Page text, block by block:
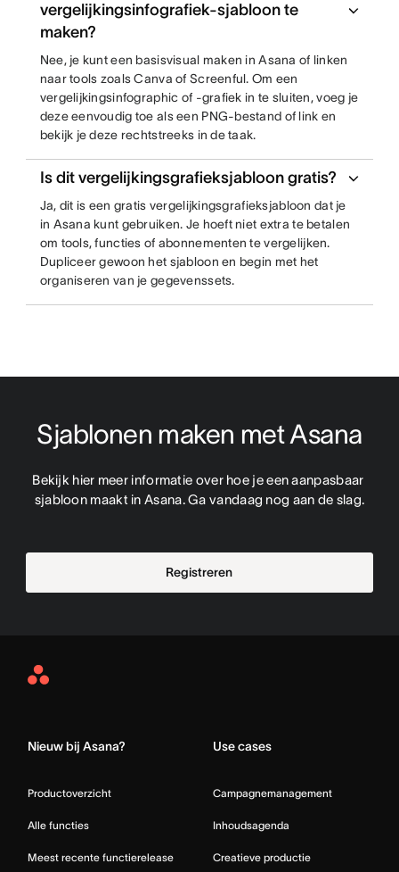
vergelijkingsinfografiek-sjabloon te
maken?
Nee, je kunt een basisvisual maken in Asana of linken
naar tools zoals Canva of Screenful. Om een
vergelijkingsinfographic of -grafiek in te sluiten, voeg je
deze eenvoudig toe als een PNG-bestand of link en
bekijk je deze rechtstreeks in de taak.
Is dit vergelijkingsgrafieksjabloon gratis?
Ja, dit is een gratis vergelijkingsgrafieksjabloon dat je
in Asana kunt gebruiken. Je hoeft niet extra te betalen
om tools, functies of abonnementen te vergelijken.
Dupliceer gewoon het sjabloon en begin met het
organiseren van je gegevenssets.
Sjablonen maken met Asana
Bekijk hier meer informatie over hoe je een aanpasbaar
sjabloon maakt in Asana. Ga vandaag nog aan de slag.
Registreren
Asana
Nieuw bij Asana?
Productoverzicht
Alle functies
Meest recente functierelease
Use cases
Campagnemanagement
Inhoudsagenda
Creatieve productie